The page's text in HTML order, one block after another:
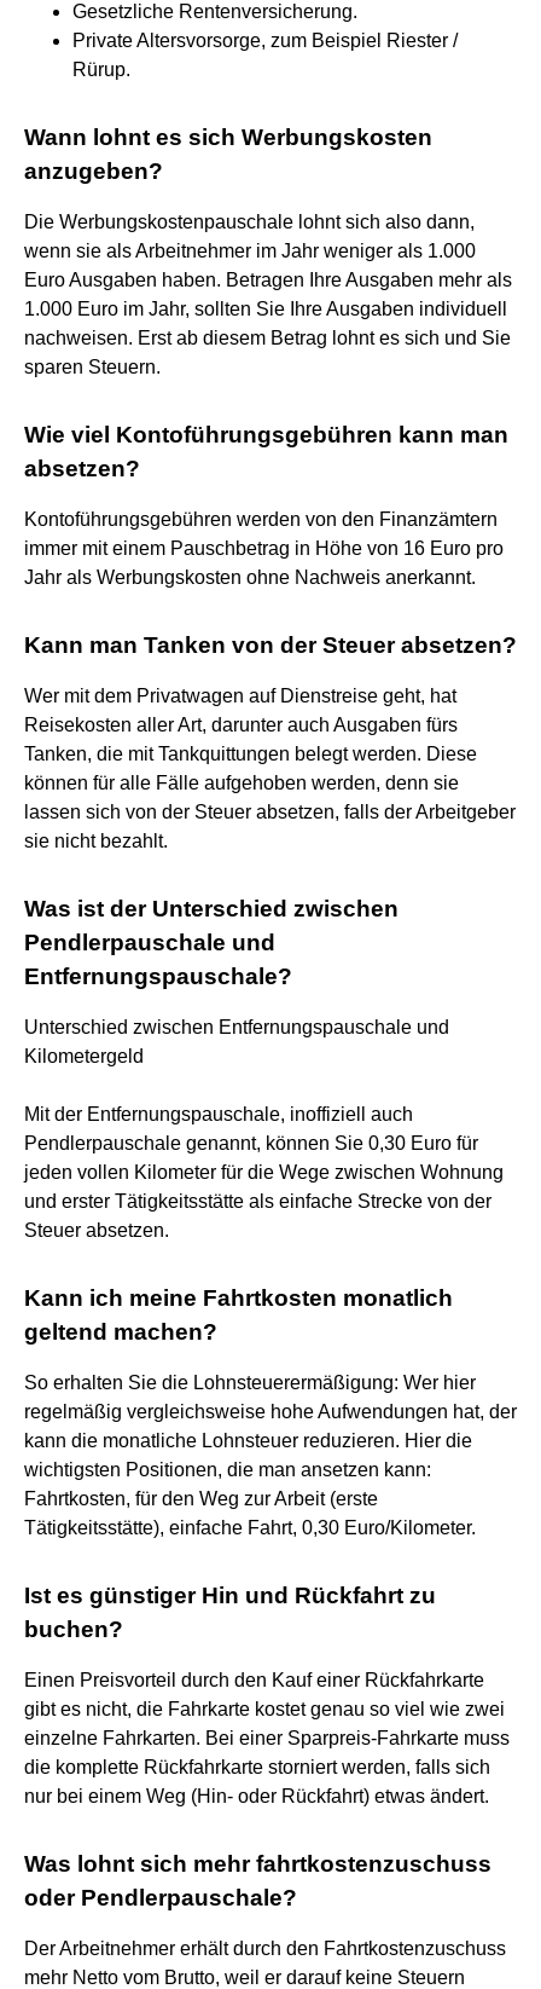
Gesetzliche Rentenversicherung.
Private Altersvorsorge, zum Beispiel Riester /
Rürup.
Wann lohnt es sich Werbungskosten
anzugeben?
Die Werbungskostenpauschale lohnt sich also dann,
wenn sie als Arbeitnehmer im Jahr weniger als 1.000
Euro Ausgaben haben. Betragen Ihre Ausgaben mehr als
1.000 Euro im Jahr, sollten Sie Ihre Ausgaben individuell
nachweisen. Erst ab diesem Betrag lohnt es sich und Sie
sparen Steuern.
Wie viel Kontoführungsgebühren kann man
absetzen?
Kontoführungsgebühren werden von den Finanzämtern
immer mit einem Pauschbetrag in Höhe von 16 Euro pro
Jahr als Werbungskosten ohne Nachweis anerkannt.
Kann man Tanken von der Steuer absetzen?
Wer mit dem Privatwagen auf Dienstreise geht, hat
Reisekosten aller Art, darunter auch Ausgaben fürs
Tanken, die mit Tankquittungen belegt werden. Diese
können für alle Fälle aufgehoben werden, denn sie
lassen sich von der Steuer absetzen, falls der Arbeitgeber
sie nicht bezahlt.
Was ist der Unterschied zwischen
Pendlerpauschale und
Entfernungspauschale?
Unterschied zwischen Entfernungspauschale und
Kilometergeld
Mit der Entfernungspauschale, inoffiziell auch
Pendlerpauschale genannt, können Sie 0,30 Euro für
jeden vollen Kilometer für die Wege zwischen Wohnung
und erster Tätigkeitsstätte als einfache Strecke von der
Steuer absetzen.
Kann ich meine Fahrtkosten monatlich
geltend machen?
So erhalten Sie die Lohnsteuerermäßigung: Wer hier
regelmäßig vergleichsweise hohe Aufwendungen hat, der
kann die monatliche Lohnsteuer reduzieren. Hier die
wichtigsten Positionen, die man ansetzen kann:
Fahrtkosten, für den Weg zur Arbeit (erste
Tätigkeitsstätte), einfache Fahrt, 0,30 Euro/Kilometer.
Ist es günstiger Hin und Rückfahrt zu
buchen?
Einen Preisvorteil durch den Kauf einer Rückfahrkarte
gibt es nicht, die Fahrkarte kostet genau so viel wie zwei
einzelne Fahrkarten. Bei einer Sparpreis-Fahrkarte muss
die komplette Rückfahrkarte storniert werden, falls sich
nur bei einem Weg (Hin- oder Rückfahrt) etwas ändert.
Was lohnt sich mehr fahrtkostenzuschuss
oder Pendlerpauschale?
Der Arbeitnehmer erhält durch den Fahrtkostenzuschuss
mehr Netto vom Brutto, weil er darauf keine Steuern